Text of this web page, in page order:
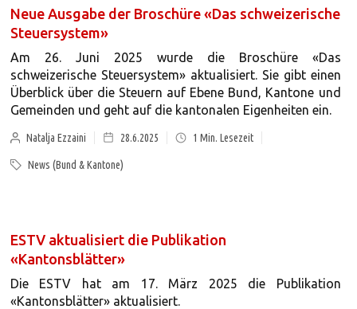
Neue Ausgabe der Broschüre «Das schweizerische
Steuersystem»
Am 26. Juni 2025 wurde die Broschüre «Das
schweizerische Steuersystem» aktualisiert. Sie gibt einen
Überblick über die Steuern auf Ebene Bund, Kantone und
Gemeinden und geht auf die kantonalen Eigenheiten ein.
Natalja Ezzaini 28.6.2025 1 Min. Lesezeit
News (Bund & Kantone)
ESTV aktualisiert die Publikation
«Kantonsblätter»
Die ESTV hat am 17. März 2025 die Publikation
«Kantonsblätter» aktualisiert.